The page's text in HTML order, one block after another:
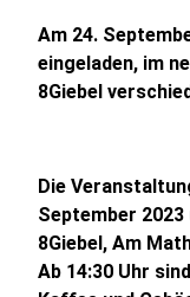
Am 24.
eingeladen, im
8Giebel
Die
September
8Giebel, Am
Ab 14:30 Uhr